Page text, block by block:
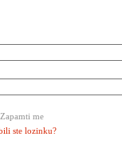
Zapamti me
ste lozinku?